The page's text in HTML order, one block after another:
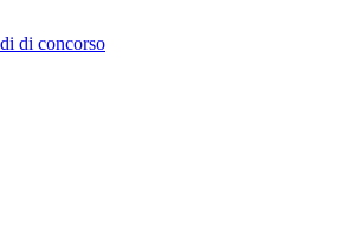
di concorso